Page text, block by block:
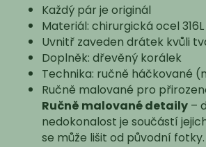
Každý pár je originál
Materiál: chirurgická ocel
Uvnitř zaveden drátek kvůli
Doplněk: dřevěný korálek
Technika: ručně háčkované
Ručně malované pro
Ručně malované detaily –
nedokonalost je součástí
se může lišit od původní fotky.